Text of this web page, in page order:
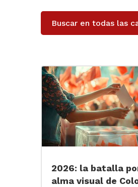
Buscar en todas las
2026: la batalla
alma visual de